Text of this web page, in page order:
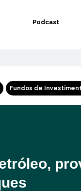
Podcast
Fundos de